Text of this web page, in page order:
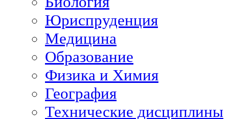
Юриспруденция
Медицина
Образование
Физика и Химия
География
Технические дисциплины